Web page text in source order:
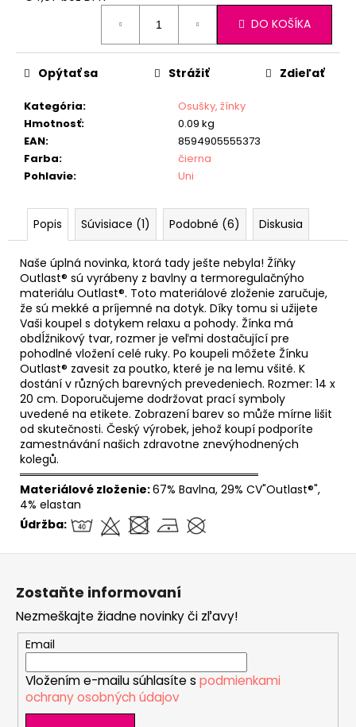
DO KOŠÍKA
Kategória:
Osušky, žínky
Hmotnosť:
0.09 kg
EAN:
8594905555373
Farba:
čierna
Pohlavie: Uni
Opýtať sa Strážiť Zdieľať
Popis Súvisiace (1) Podobné (6) Diskusia
Naše úplná novinka, ktorá tady ješte nebyla! Žíňky
Outlast® sú vyrábeny z bavlny a termoregulačnýho
materiálu Outlast®. Toto materiálové zloženie zaručuje,
že sú mekké a príjemné na dotyk. Díky tomu si užijete
Vaši koupel s dotykem relaxu a pohody. Žínka má
obdĺžnikový tvar, rozmer je veľmi dostačující pre
pohodlné vložení celé ruky. Po koupeli môžete Žínku
Outlast® zavesit za poutko, které je na lemu všité. K
dostání v různých barevných prevedeniech. Rozmer: 14 x
20 cm. Doporučujeme dodržovat prací symboly
uvedené na etikete. Zobrazení barev so může mírne lišit
od skutečnosti. Český výrobek, jehož koupí podporíte
zamestnávání našich zdravotne znevýhodnených
kolegů.
══════════════════════════════
Materiálové zloženie:67% Bavlna, 29% CV"Outlast®",
4% elastan
Údržba:
Zostaňte informovaní
Nezmeškajte žiadne novinky či zľavy!
Email
Vložením e-mailu súhlasíte s podmienkami
ochrany osobných údajov